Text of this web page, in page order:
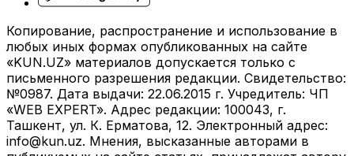
Копирование, распространение и использование в
любых иных формах опубликованных на сайте
«KUN.UZ» материалов допускается только с
письменного разрешения редакции. Свидетельство:
№0987. Дата выдачи: 22.06.2015 г. Учредитель: ЧП
«WEB EXPERT». Адрес редакции: 100043, г.
Ташкент, ул. К. Ерматова, 12. Электронный адрес:
info@kun.uz. Мнения, высказанные авторами в